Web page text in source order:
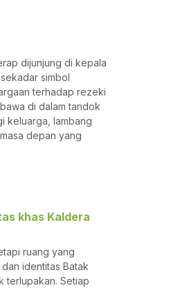
dijunjung di kepala
simbol
terhadap rezeki
di dalam tandok
keluarga, lambang
depan yang
khas Kaldera
ruang yang
identitas Batak
terlupakan. Setiap